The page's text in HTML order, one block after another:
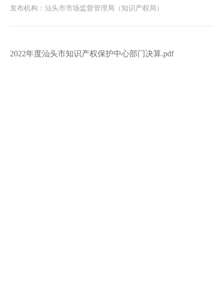
发布机构： 汕头市市场监督管理局（知识产权局）
2022年度汕头市知识产权保护中心部门决算.pdf